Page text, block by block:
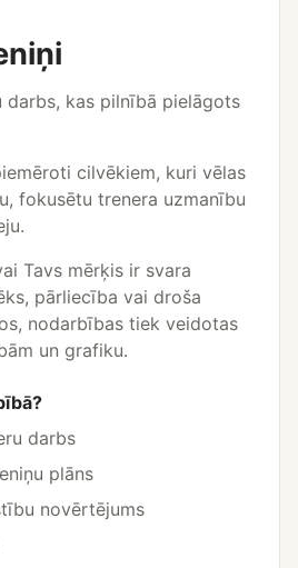
darbs, kas pilnībā pielāgots
cilvēkiem, kuri vēlas
fokusētu trenera uzmanību
Tavs mērķis ir svara
pārliecība vai droša
nodarbības tiek veidotas
un grafiku.
darbs
plāns
novērtējums